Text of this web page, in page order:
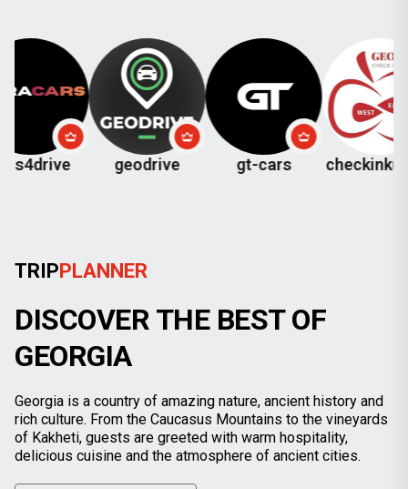
geodrive gt-cars checkinkutaisi
TRIPPLANNER
DISCOVER THE BEST OF
GEORGIA
Georgia is a country of amazing nature, ancient history and
rich culture. From the Caucasus Mountains to the vineyards
of Kakheti, guests are greeted with warm hospitality,
delicious cuisine and the atmosphere of ancient cities.